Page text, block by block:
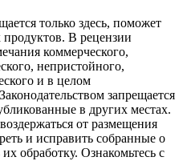
только здесь, поможет
В рецензии
коммерческого,
непристойного,
и в целом
запрещается
в других местах.
от размещения
и исправить собранные о
обработку. Ознакомьтесь с